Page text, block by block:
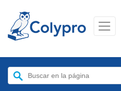
Buscar: